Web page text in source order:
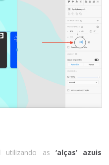
utilizando as ‘alças’ azuis